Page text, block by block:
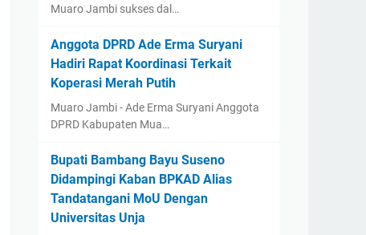
Muaro Jambi sukses dal…
Anggota DPRD Ade Erma Suryani
Hadiri Rapat Koordinasi Terkait
Koperasi Merah Putih
Muaro Jambi - Ade Erma Suryani Anggota
DPRD Kabupaten Mua…
‎Bupati Bambang Bayu Suseno
Didampingi Kaban BPKAD Alias
Tandatangani MoU Dengan
Universitas Unja ‎ ‎